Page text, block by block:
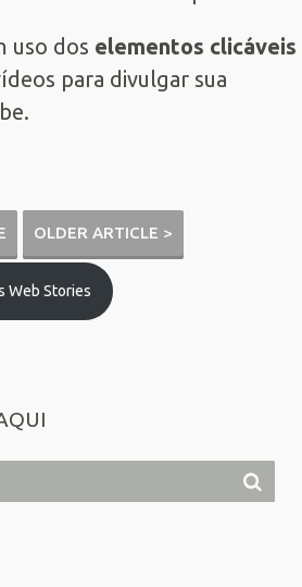
uso dos elementos clicáveis
para divulgar sua
OLDER ARTICLE >
Web Stories